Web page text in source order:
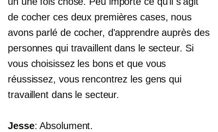
de cocher ces deux premières cases, nous
avons parlé de cocher, d'apprendre auprès des
personnes qui travaillent dans le secteur. Si
vous choisissez les bons et que vous
réussissez, vous rencontrez les gens qui
travaillent dans le secteur.
Jesse: Absolument.